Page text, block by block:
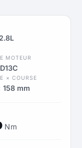
MOTEUR
D13C
× COURSE
158 mm
Nm